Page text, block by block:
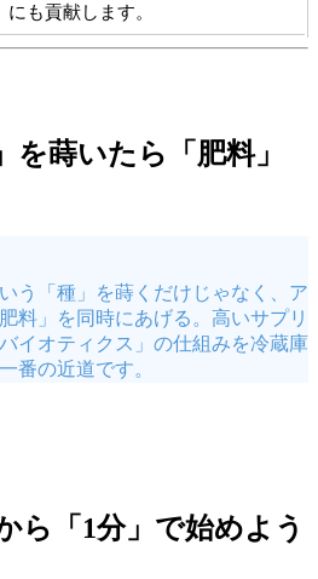
にも貢献します。
を蒔いたら「肥料」
う「種」を蒔くだけじゃなく、ア
料」を同時にあげる。高いサプリ
イオティクス」の仕組みを冷蔵庫
番の近道です。
ら「1分」で始めよう